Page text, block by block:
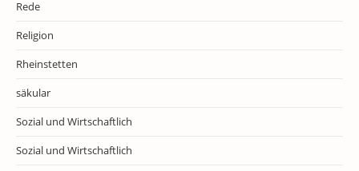
Rede
Religion
Rheinstetten
säkular
Sozial und Wirtschaftlich
Sozial und Wirtschaftlich